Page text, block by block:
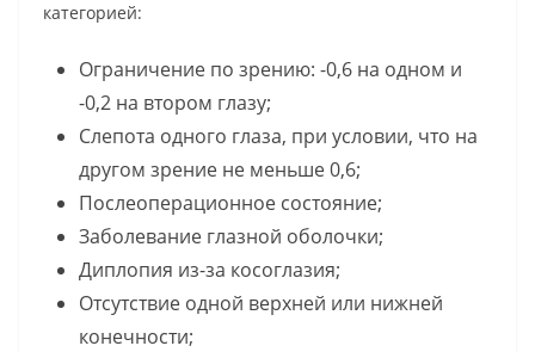
категорией:
Ограничение по зрению: -0,6 на одном и
-0,2 на втором глазу;
Слепота одного глаза, при условии, что на
другом зрение не меньше 0,6;
Послеоперационное состояние;
Заболевание глазной оболочки;
Диплопия из-за косоглазия;
Отсутствие одной верхней или нижней
конечности;